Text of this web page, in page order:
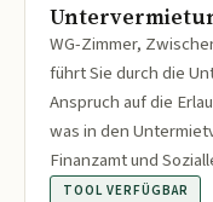
WG-Zimmer,
führt Sie durch die
Anspruch auf die
was in den
Finanzamt und
TOOL VERFÜGBAR